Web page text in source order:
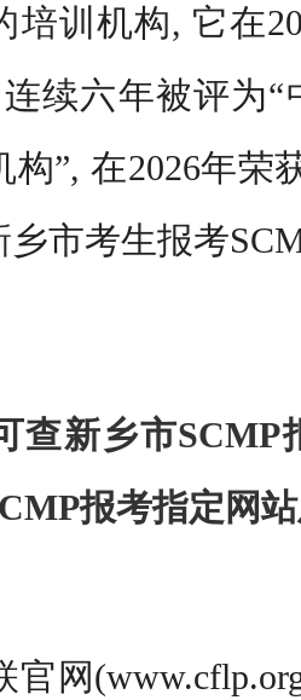
培训机构, 它在
续六年被评为
构”, 在2026年荣
乡市考生报考
查新乡市SCMP
报考指定网
官网